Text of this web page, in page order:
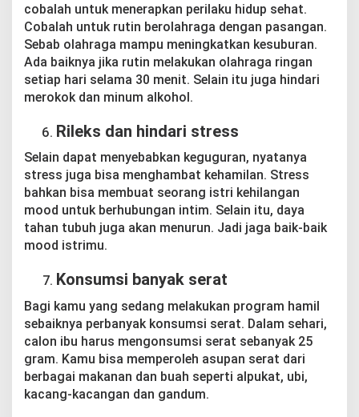
cobalah untuk menerapkan perilaku hidup sehat.
Cobalah untuk rutin berolahraga dengan pasangan.
Sebab olahraga mampu meningkatkan kesuburan.
Ada baiknya jika rutin melakukan olahraga ringan
setiap hari selama 30 menit. Selain itu juga hindari
merokok dan minum alkohol.
Rileks dan hindari stress
Selain dapat menyebabkan keguguran, nyatanya
stress juga bisa menghambat kehamilan. Stress
bahkan bisa membuat seorang istri kehilangan
mood untuk berhubungan intim. Selain itu, daya
tahan tubuh juga akan menurun. Jadi jaga baik-baik
mood istrimu.
Konsumsi banyak serat
Bagi kamu yang sedang melakukan program hamil
sebaiknya perbanyak konsumsi serat. Dalam sehari,
calon ibu harus mengonsumsi serat sebanyak 25
gram. Kamu bisa memperoleh asupan serat dari
berbagai makanan dan buah seperti alpukat, ubi,
kacang-kacangan dan gandum.